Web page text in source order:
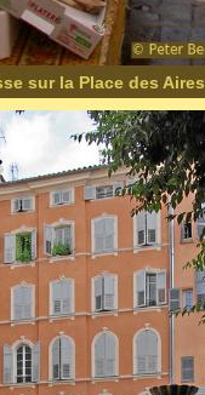
sur la Place des Aires